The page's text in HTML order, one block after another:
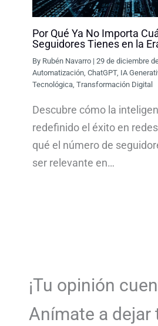
Por Qué Ya No Importa
Seguidores Tienes en la
By Rubén Navarro |29 de diciembre
Automatización ,ChatGPT, IA
Tecnológica ,Transformación Digital
Descubre cómo la
redefinido el éxito en
qué el número de
ser relevante en…
¡Tu opinión
Anímate a dejar